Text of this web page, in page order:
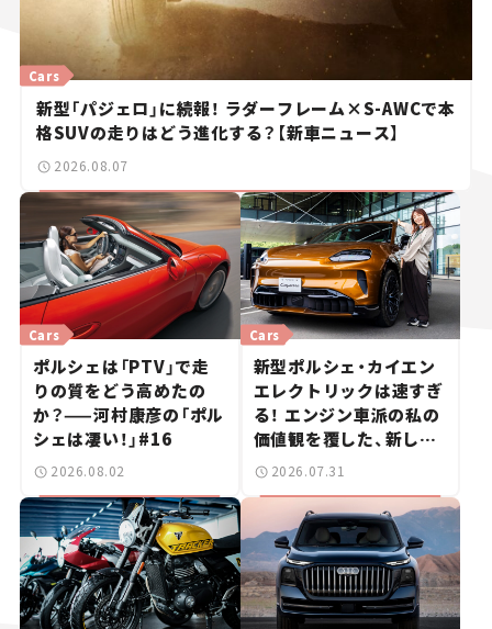
新型「パジェロ」に続報！ ラダーフレーム×S-AWCで本
格SUVの走りはどう進化する？【新車ニュース】
Cars
2026.08.07
ポルシェは「PTV」で走
りの質をどう高めたの
か？——河村康彦の「ポル
シェは凄い！」#16
Cars
2026.08.02
新型ポルシェ・カイエン
エレクトリックは速すぎ
る！ エンジン車派の私の
価値観を覆した、新しい
ポルシェの走り。
Cars
2026.07.31